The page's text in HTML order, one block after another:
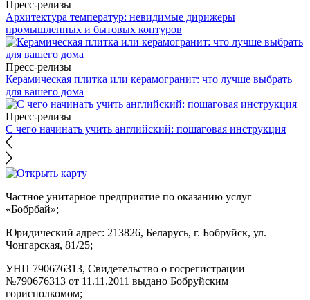
Пресс-релизы
Архитектура температур: невидимые дирижеры
промышленных и бытовых контуров
Пресс-релизы
Керамическая плитка или керамогранит: что лучше выбрать
для вашего дома
Пресс-релизы
С чего начинать учить английский: пошаговая инструкция
Частное унитарное предприятие по оказанию услуг
«Бобрбай»;
Юридический адрес: 213826, Беларусь, г. Бобруйск, ул.
Чонгарская, 81/25;
УНП 790676313, Свидетельство о госрегистрации
№790676313 от 11.11.2011 выдано Бобруйским
горисполкомом;